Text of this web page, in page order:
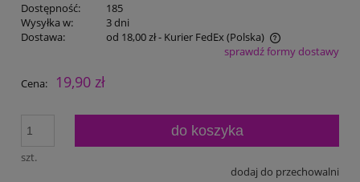
Dostępność:
185
Wysyłka w:
3 dni
Dostawa:
od 18,00 zł- Kurier FedEx(Polska)
Cena nie zawiera ewentualnych kosztów płatnościsprawdź formy dostawy
Cena: 19,90 zł
szt.
do koszyka
dodaj do przechowalni